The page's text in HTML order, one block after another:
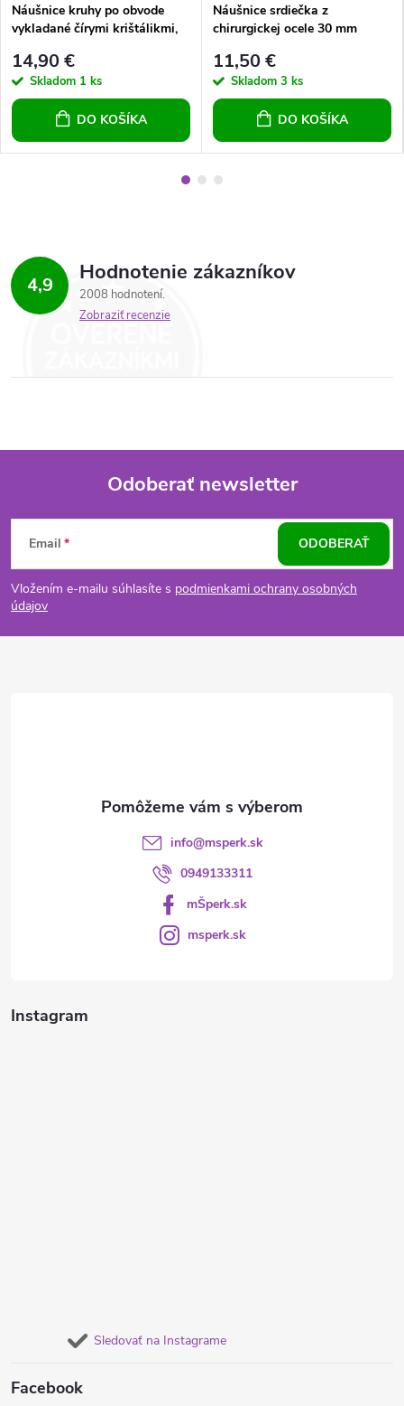
Náušnice kruhy po obvode
vykladané čírymi krištálikmi,
14,90 €
Skladom 1 ks
DO KOŠÍKA
Náušnice srdiečka z
chirurgickej ocele 30 mm
11,50 €
Skladom 3 ks
DO KOŠÍKA
4,9 Hodnotenie zákazníkov
2008 hodnotení
Zobraziť recenzie
Z
á
p
Odoberať newsletter
Email
Vložením e-mailu súhlasíte s podmienkami ochrany osobných
údajov
ODOBERAŤ
Instagram
Sledovať na Instagrame
info@msperk.sk
0949133311
mŠperk.sk
msperk.sk
Facebook